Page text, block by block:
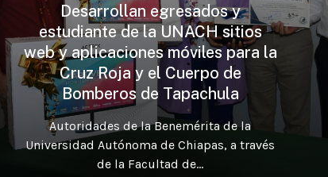
Desarrollan egresados y
estudiante de la UNACH sitios
web y aplicaciones móviles para la
Cruz Roja y el Cuerpo de
Bomberos de Tapachula
Autoridades de la Benemérita de la
Universidad Autónoma de Chiapas, a través
de la Facultad de...